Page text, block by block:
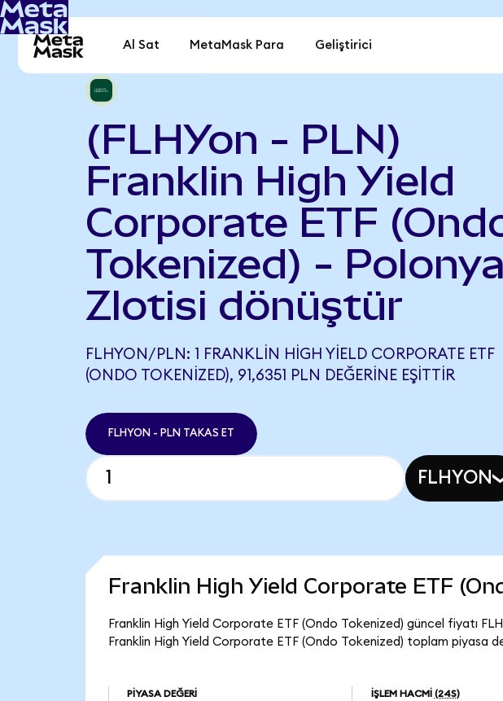
Al Sat MetaMask Para Geliştirici
(FLHYon - PLN)
Franklin High Yield
Corporate ETF
Tokenized) - Polonya
Zlotisi dönüştür
FLHYON/PLN: 1 FRANKLIN HIGH YIELD CORPORATE ETF
(ONDO TOKENIZED), 91,6351 PLN DEĞERINE EŞITTIR
FLHYON - PLN TAKAS ET
FLHYON
Franklin High Yield Corporate ETF
Franklin High Yield Corporate ETF (Ondo Tokenized) güncel fiyatı
Franklin High Yield Corporate ETF (Ondo Tokenized) toplam piyasa
PIYASA DEĞERI İŞLEM HACMI (24S)